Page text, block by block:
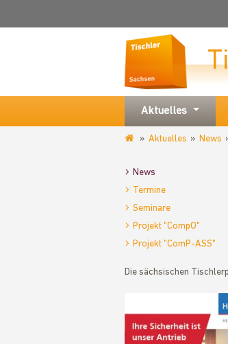
Aktuelles
sachsen.de
Aktuelles News
News
Termine
Seminare
Projekt "CompO"
Projekt "ComP-ASS"
Die sächsischen